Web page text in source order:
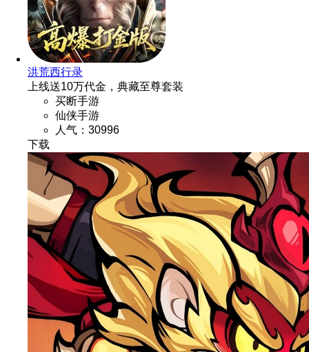
洪荒西行录
上线送10万代金，典藏至尊套装
买断手游
仙侠手游
人气：30996